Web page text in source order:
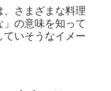
、さまざまな料理
の意味を知って
ていそうなイメー